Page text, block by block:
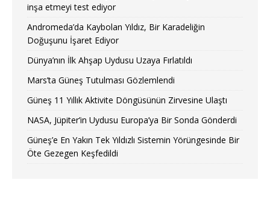
inşa etmeyi test ediyor
Andromeda’da Kaybolan Yıldız, Bir Karadeliğin
Doğuşunu İşaret Ediyor
Dünya’nın İlk Ahşap Uydusu Uzaya Fırlatıldı
Mars’ta Güneş Tutulması Gözlemlendi
Güneş 11 Yıllık Aktivite Döngüsünün Zirvesine Ulaştı
NASA, Jüpiter’in Uydusu Europa’ya Bir Sonda Gönderdi
Güneş’e En Yakın Tek Yıldızlı Sistemin Yörüngesinde Bir
Öte Gezegen Keşfedildi